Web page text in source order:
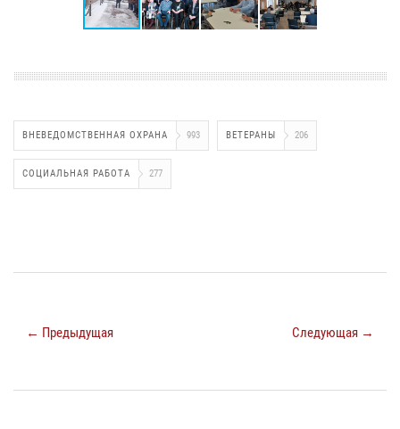
ВНЕВЕДОМСТВЕННАЯ ОХРАНА 993 ВЕТЕРАНЫ 206
СОЦИАЛЬНАЯ РАБОТА 277
← Предыдущая Следующая →